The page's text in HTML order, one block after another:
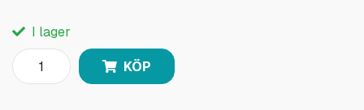
I lager
KÖP